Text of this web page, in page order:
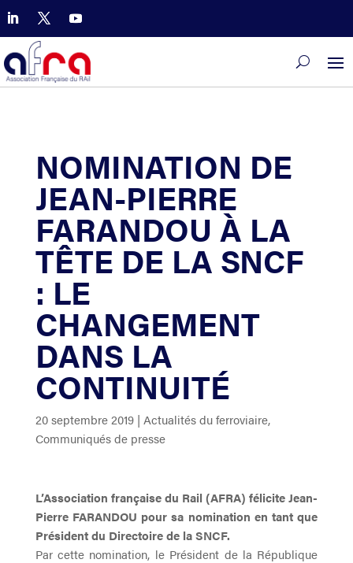
NOMINATION DE
JEAN-PIERRE
FARANDOU À LA
TÊTE DE LA SNCF
: LE
CHANGEMENT
DANS LA
CONTINUITÉ
20 septembre 2019| Actualités du ferroviaire,
Communiqués de presse
L’Association française du Rail (AFRA) félicite Jean-
Pierre FARANDOU pour sa nomination en tant que
Président du Directoire de la SNCF.
Par cette nomination, le Président de la République